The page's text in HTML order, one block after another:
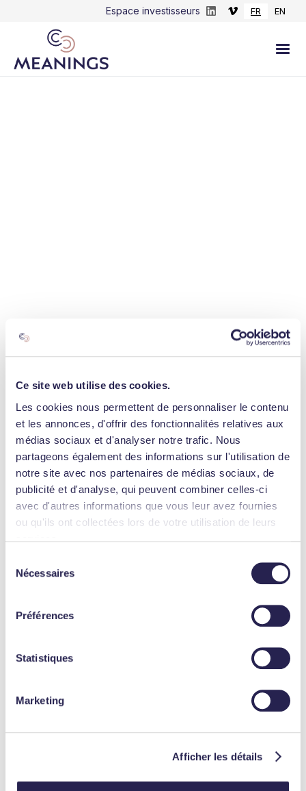
Ce site web utilise des cookies.
Les cookies nous permettent de personnaliser le contenu
et les annonces, d'offrir des fonctionnalités relatives aux
médias sociaux et d'analyser notre trafic. Nous
partageons également des informations sur l'utilisation de
notre site avec nos partenaires de médias sociaux, de
publicité et d'analyse, qui peuvent combiner celles-ci
avec d'autres informations que vous leur avez fournies
ou qu'ils ont collectées lors de votre utilisation de leurs
Nécessaires
Préférences
Statistiques
Marketing
Afficher les détails
Espace investisseurs FR EN
Les autres investissements